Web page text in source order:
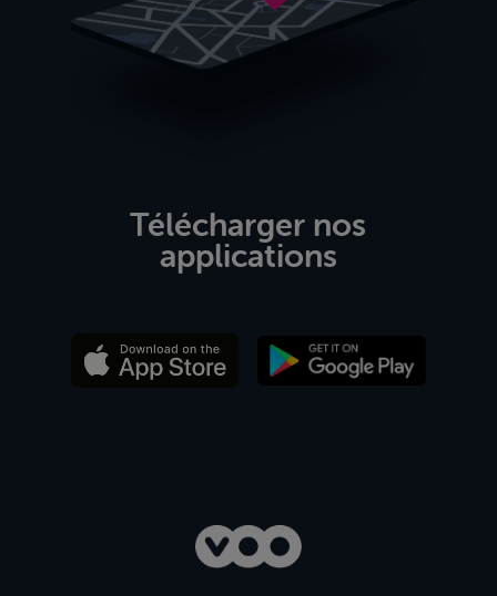
Télécharger nos
applications